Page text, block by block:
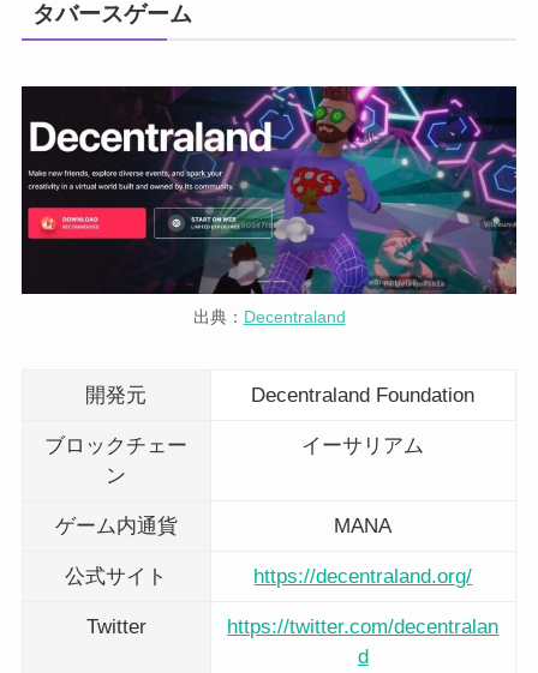
タバースゲーム
出典： Decentraland
開発元 Decentraland Foundation
ブロックチェー
ン
イーサリアム
ゲーム内通貨 MANA
公式サイト https://decentraland.org/
Twitter
https://twitter.com/decentralan
d